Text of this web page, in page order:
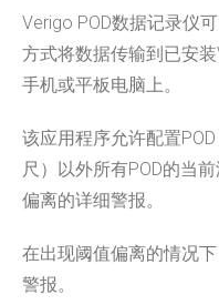
Verigo POD数据记录仪
方式将数据传输到已安
手机或平板电脑上。
该应用程序允许配置
尺）以外所有POD的当
偏离的详细警报。
在出现阈值偏离的情况
警报。